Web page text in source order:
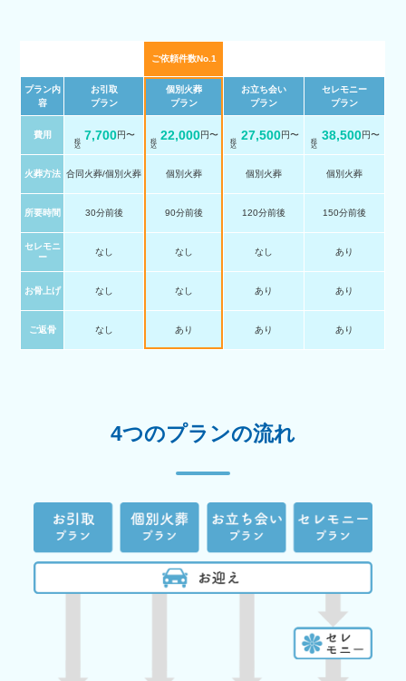
ご依頼件数No.1
プラン内
容
お引取
プラン
個別火葬
プラン
お立ち会い
プラン
セレモニー
プラン
費用 7,700円〜 22,000円〜 27,500円〜 38,500円〜
火葬方法 合同火葬/個別火葬 個別火葬 個別火葬 個別火葬
所要時間 30分前後 90分前後 120分前後 150分前後
セレモニ
ー
なし なし なし あり
お骨上げ なし なし あり あり
ご返骨 なし あり あり あり
4つのプランの流れ